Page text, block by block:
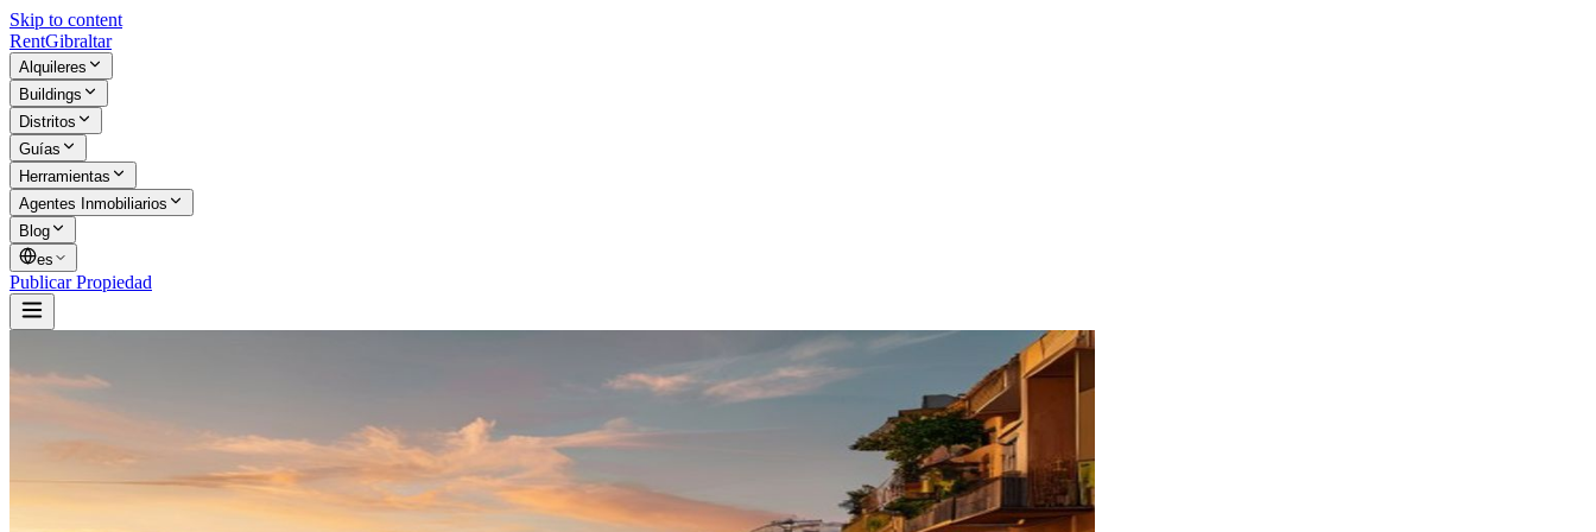
Skip to content
RentGibraltar
Alquileres
Buildings
Distritos
Guías
Herramientas
Agentes Inmobiliarios
Blog
es
Publicar Propiedad